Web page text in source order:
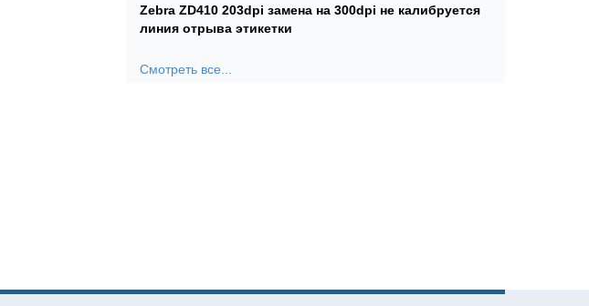
Zebra ZD410 203dpi замена на 300dpi не калибруется
линия отрыва этикетки
Смотреть все...